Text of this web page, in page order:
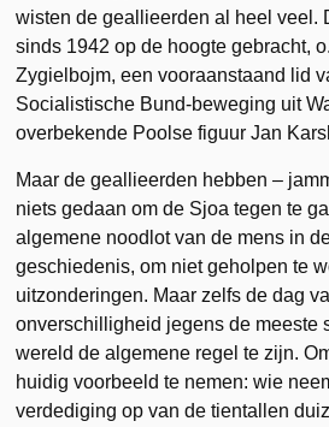
wisten de geallieerden al heel veel.
sinds 1942 op de hoogte gebracht,
Zygielbojm, een vooraanstaand lid
Socialistische Bund-beweging uit
overbekende Poolse figuur Jan
Maar de geallieerden hebben –
niets gedaan om de Sjoa tegen te
algemene noodlot van de mens in
geschiedenis, om niet geholpen te
uitzonderingen. Maar zelfs de dag
onverschilligheid jegens de meeste
wereld de algemene regel te zijn.
huidig voorbeeld te nemen: wie
verdediging op van de tientallen